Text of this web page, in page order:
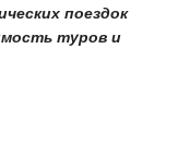
поездок
туров и